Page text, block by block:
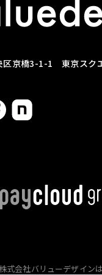
区京橋3-1-1 東京スク
株式会社バリューデザイン